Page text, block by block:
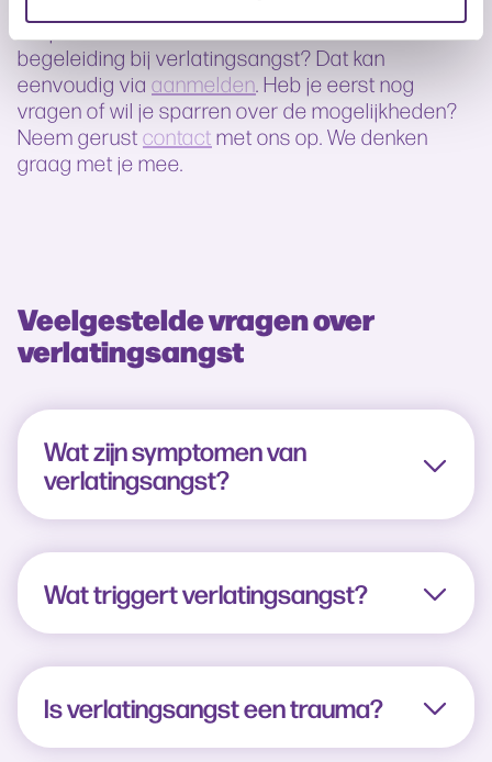
Wil je een medewerker aanmelden voor
begeleiding bij verlatingsangst? Dat kan
eenvoudig via aanmelden . Heb je eerst nog
vragen of wil je sparren over de mogelijkheden?
Neem gerust contact met ons op. We denken
graag met je mee.
Veelgestelde vragen over
verlatingsangst
Wat zijn symptomen van
verlatingsangst?
Wat triggert verlatingsangst?
Is verlatingsangst een trauma?